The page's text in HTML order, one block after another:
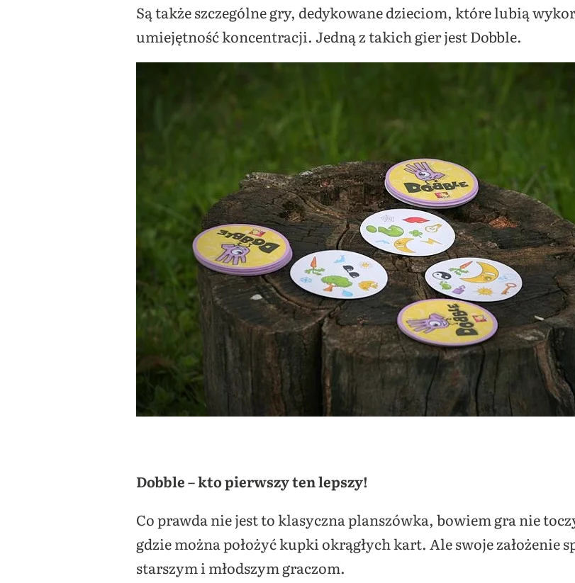
Są także szczególne gry, dedykowane dzieciom, które lubią
umiejętność koncentracji. Jedną z takich gier jest Dobble.
Dobble – kto pierwszy ten lepszy!
Co prawda nie jest to klasyczna planszówka, bowiem gra nie
gdzie można położyć kupki okrągłych kart. Ale swoje założenie
starszym i młodszym graczom.